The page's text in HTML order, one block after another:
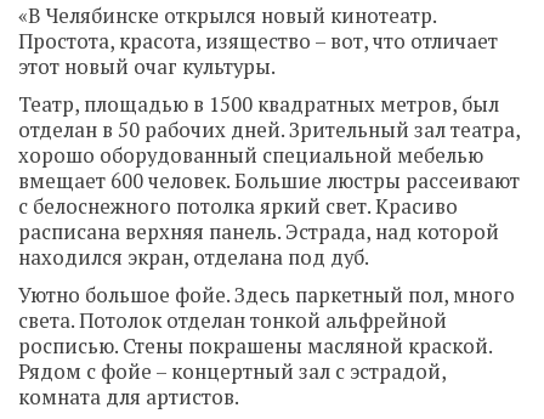
«В Челябинске открылся новый кинотеатр.
Простота, красота, изящество – вот, что отличает
этот новый очаг культуры.
Театр, площадью в 1500 квадратных метров, был
отделан в 50 рабочих дней. Зрительный зал театра,
хорошо оборудованный специальной мебелью
вмещает 600 человек. Большие люстры рассеивают
с белоснежного потолка яркий свет. Красиво
расписана верхняя панель. Эстрада, над которой
находился экран, отделана под дуб.
Уютно большое фойе. Здесь паркетный пол, много
света. Потолок отделан тонкой альфрейной
росписью. Стены покрашены масляной краской.
Рядом с фойе – концертный зал с эстрадой,
комната для артистов.